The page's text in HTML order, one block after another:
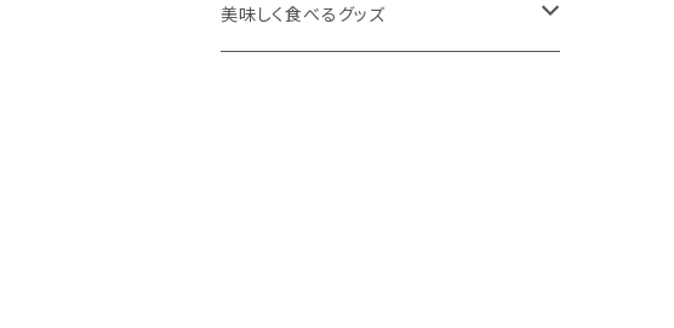
季節フルーツの新作ドライフルーツ
無添加フルーツジャム
フルーツ定期便
美味しく食べるグッズ